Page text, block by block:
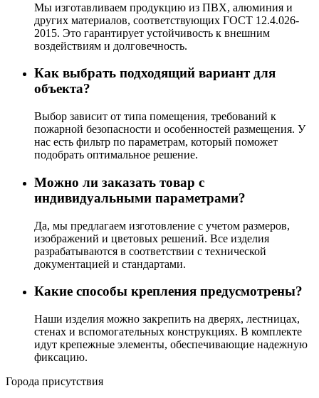
Мы изготавливаем продукцию из ПВХ, алюминия и
других материалов, соответствующих ГОСТ 12.4.026-
2015. Это гарантирует устойчивость к внешним
воздействиям и долговечность.
Как выбрать подходящий вариант для
объекта?
Выбор зависит от типа помещения, требований к
пожарной безопасности и особенностей размещения. У
нас есть фильтр по параметрам, который поможет
подобрать оптимальное решение.
Можно ли заказать товар с
индивидуальными параметрами?
Да, мы предлагаем изготовление с учетом размеров,
изображений и цветовых решений. Все изделия
разрабатываются в соответствии с технической
документацией и стандартами.
Какие способы крепления предусмотрены?
Наши изделия можно закрепить на дверях, лестницах,
стенах и вспомогательных конструкциях. В комплекте
идут крепежные элементы, обеспечивающие надежную
фиксацию.
Города присутствия